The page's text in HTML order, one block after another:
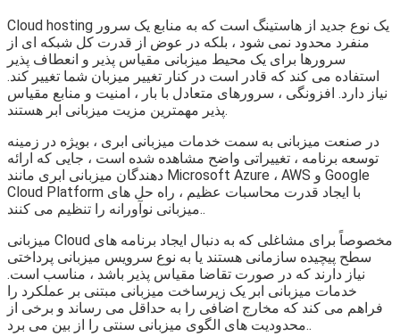
Cloud hosting یک نوع جدید از هاستینگ است که به منابع یک سرور
منفرد محدود نمی شود ، بلکه در عوض از قدرت کل شبکه ای از
سرورها برای یک محیط میزبانی مقیاس پذیر و انعطاف پذیر
استفاده می کند که قادر است در کنار تغییر میزبان شما تغییر کند.
نیاز دارد. افزونگی ، سرورهای متعادل با بار ، امنیت و منابع مقیاس
پذیر مهمترین مزیت میزبانی ابر هستند.
در صنعت میزبانی به سمت خدمات میزبانی ابری ، بویژه در زمینه
توسعه برنامه ، تغییراتی واضح مشاهده شده است ، جایی که ارائه
دهندگان میزبانی ابری مانند Microsoft Azure ، AWS و Google
Cloud Platform با ایجاد قدرت محاسبات عظیم ، راه حل های
میزبانی نوآورانه را تنظیم می کنند..
میزبانی Cloud مخصوصاً برای مشاغلی که به دنبال ایجاد برنامه های
سطح پیچیده سازمانی هستند یا به نوع سرویس میزبانی پرداختی
نیاز دارند که در صورت تقاضا مقیاس پذیر باشد ، مناسب است.
خدمات میزبانی ابر یک زیرساخت میزبانی مبتنی بر عملکرد را
فراهم می کند که مخارج اضافی را به حداقل می رساند و برخی از
محدودیت های الگوی میزبانی سنتی را از بین می برد..